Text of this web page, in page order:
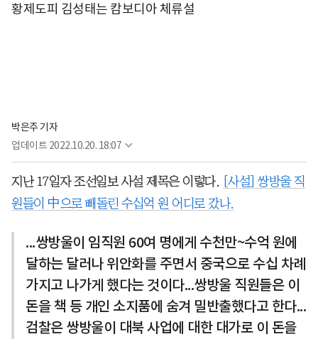
황제도피 김성태는 캄보디아 체류설
박은주 기자
업데이트 2022.10.20. 18:07
지난 17일자 조선일보 사설 제목은 이렇다.
[사설] 쌍방울 직
원들이 中으로 빼돌린 수십억 원 어디로 갔나.
...쌍방울이 임직원 60여 명에게 수천만~수억 원에
달하는 달러나 위안화를 주면서 중국으로 수십 차례
가지고 나가게 했다는 것이다...쌍방울 직원들은 이
돈을 책 등 개인 소지품에 숨겨 밀반출했다고 한다...
검찰은 쌍방울이 대북 사업에 대한 대가로 이 돈을